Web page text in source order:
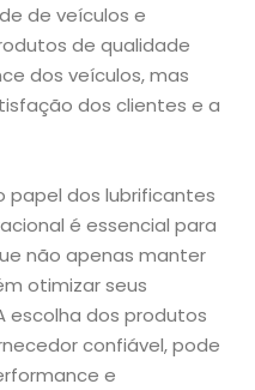
de veículos e
de qualidade
dos veículos, mas
dos clientes e a
papel dos lubrificantes
é essencial para
não apenas manter
otimizar seus
escolha dos produtos
confiável, pode
e